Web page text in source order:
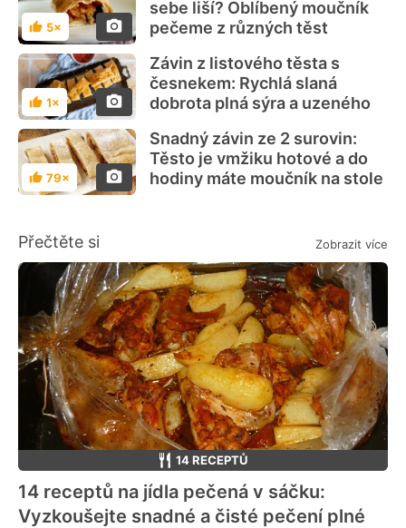
Hodnocení
5×
sebe liší? Oblíbený moučník
pečeme z různých těst
Hodnocení
1×
Závin z listového těsta s
česnekem: Rychlá slaná
dobrota plná sýra a uzeného
Hodnocení
79×
Snadný závin ze 2 surovin:
Těsto je vmžiku hotové a do
hodiny máte moučník na stole
Přečtěte si Zobrazit více
14 RECEPTŮ
14 receptů na jídla pečená v sáčku:
Vyzkoušejte snadné a čisté pečení plné